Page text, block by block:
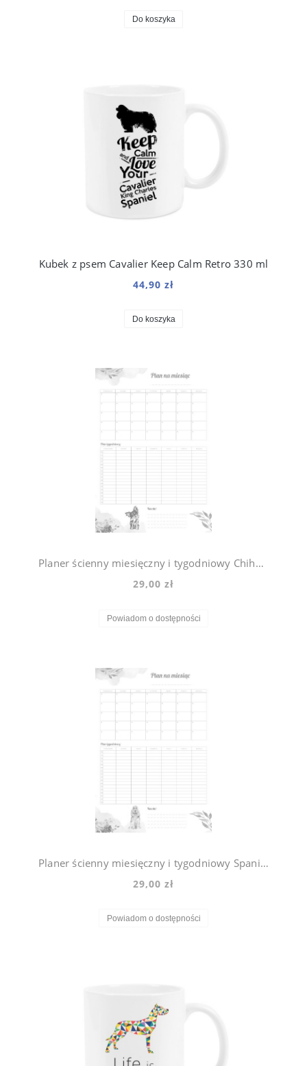
Do koszyka
Kubek z psem Cavalier Keep Calm Retro 330 ml
44,90 zł
Do koszyka
Planer ścienny miesięczny i tygodniowy Chihuahua Violet
29,00 zł
Powiadom o dostępności
Planer ścienny miesięczny i tygodniowy Spaniel Violet
29,00 zł
Powiadom o dostępności